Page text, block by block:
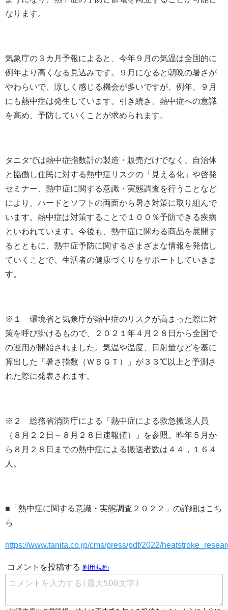
なります。
気象庁の３カ月予報によると、今年９月の気温は全国的に
例年より高くなる見込みです。９月になると朝晩の暑さが
やわらいで、涼しく感じる機会が多いですが、例年、９月
にも熱中症は発生しています。引き続き、熱中症への意識
を高め、予防していくことが求められます。
タニタでは熱中症指数計の製造・販売だけでなく、自治体
と協働し住民に対する熱中症リスクの「見える化」や啓発
セミナー、熱中症に関する意識・実態調査を行うことなど
により、ハードとソフトの両面から暑さ対策に取り組んで
います。熱中症は対策することで１００％予防できる疾病
といわれています。今後も、熱中症に関わる商品を展開す
るとともに、熱中症予防に関するさまざまな情報を発信し
ていくことで、生活者の健康づくりをサポートしていきま
す。
※１ 環境省と気象庁が熱中症のリスクが高まった際に対
策を呼び掛けるもので、２０２１年４月２８日から全国で
の運用が開始されました。気温や温度、日射量などを基に
算出した「暑さ指数（ＷＢＧＴ）」が３３℃以上と予測さ
れた際に発表されます。
※２ 総務省消防庁による「熱中症による救急搬送人員
（８月２２日～８月２８日速報値）」を参照。昨年５月か
ら８月２８日までの熱中症による搬送者数は４４，１６４
人。
■「熱中症に関する意識・実態調査２０２２」の詳細はこち
ら
https://www.tanita.co.jp/cms/press/pdf/2022/